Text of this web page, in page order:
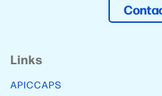
Links
APICCAPS